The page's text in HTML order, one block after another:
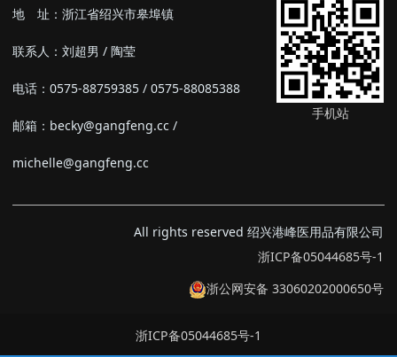
地 址：浙江省绍兴市皋埠镇
联系人：刘超男 / 陶莹
电话：0575-88759385 / 0575-88085388
邮箱：becky@gangfeng.cc /
michelle@gangfeng.cc
手机站
All rights reserved 绍兴港峰医用品有限公司
浙ICP备05044685号-1
浙公网安备 33060202000650号
浙ICP备05044685号-1